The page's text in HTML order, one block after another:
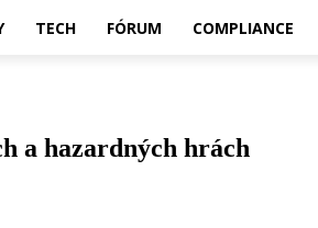
TECH FÓRUM COMPLIANCE
a hazardných hrách